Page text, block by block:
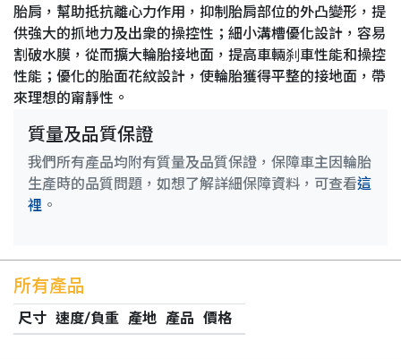
胎肩，幫助抵抗離心力作用，抑制胎肩部位的外凸變形，提
供強大的抓地力及出衆的操控性；細小溝槽優化設計，容易
割破水膜，從而擴大輪胎接地面，提高車輛刹車性能和操控
性能；優化的胎面花紋設計，使輪胎獲得平整的接地面，帶
來理想的甯靜性。
質量及品質保證
我們所有產品均附有質量及品質保證，保障車主因輪胎
生產時的品質問題，如想了解詳細保障資料，可查看這
裡 。
所有產品
尺寸 速度/負重 產地 產品 價格